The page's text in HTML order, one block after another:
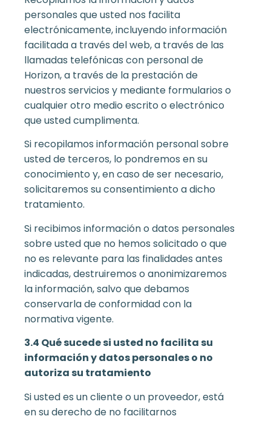
personales que usted nos facilita
electrónicamente, incluyendo información
facilitada a través del web, a través de las
llamadas telefónicas con personal de
Horizon, a través de la prestación de
nuestros servicios y mediante formularios o
cualquier otro medio escrito o electrónico
que usted cumplimenta.
Si recopilamos información personal sobre
usted de terceros, lo pondremos en su
conocimiento y, en caso de ser necesario,
solicitaremos su consentimiento a dicho
tratamiento.
Si recibimos información o datos personales
sobre usted que no hemos solicitado o que
no es relevante para las finalidades antes
indicadas, destruiremos o anonimizaremos
la información, salvo que debamos
conservarla de conformidad con la
normativa vigente.
3.4 Qué sucede si usted no facilita su
información y datos personales o no
autoriza su tratamiento
Si usted es un cliente o un proveedor, está
en su derecho de no facilitarnos